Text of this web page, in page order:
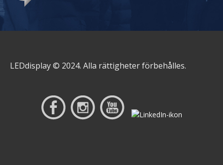
LEDdisplay © 2024. Alla rättigheter förbehålles.